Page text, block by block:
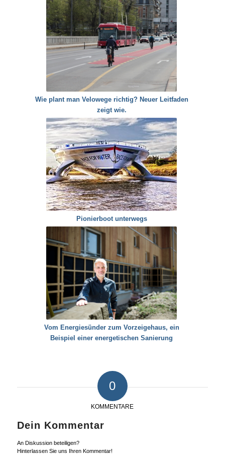
Wie plant man Velowege richtig? Neuer Leitfaden
zeigt wie.
Pionierboot unterwegs
Vom Energiesünder zum Vorzeigehaus, ein
Beispiel einer energetischen Sanierung
0
KOMMENTARE
Dein Kommentar
An Diskussion beteiligen?
Hinterlassen Sie uns Ihren Kommentar!